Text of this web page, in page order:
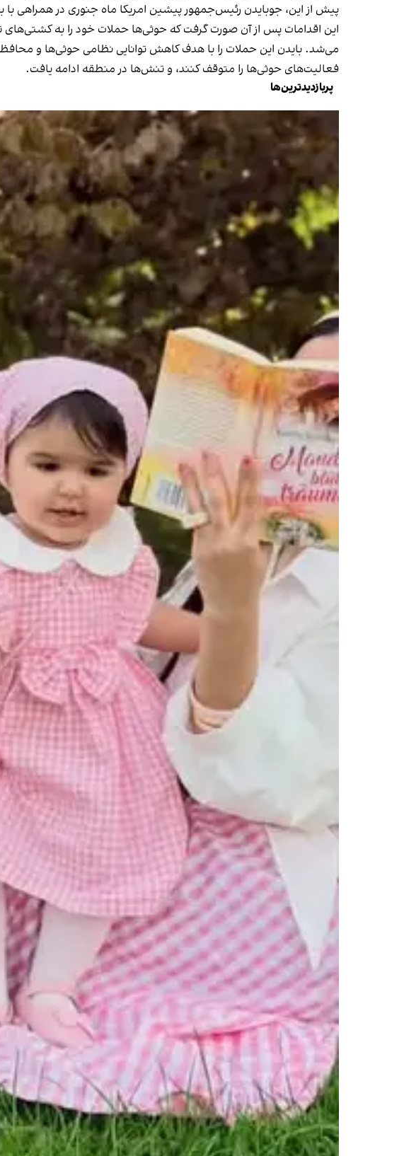
پیش از این، جوبایدن رئیس‌جمهور پیشین امریکا ماه جنوری در همراهی با
این اقدامات پس از آن صورت گرفت که حوثی‌ها حملات خود را به کشتی‌های
می‌شد. بایدن این حملات را با هدف کاهش توانایی نظامی حوثی‌ها و
فعالیت‌های حوثی‌ها را متوقف کنند، و تنش‌ها در منطقه ادامه یافت.
پربازدیدترین‌ها